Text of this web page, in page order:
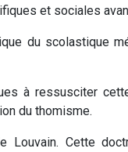
et sociales
du scolastique
à ressusciter
du thomisme.
Louvain. Cette